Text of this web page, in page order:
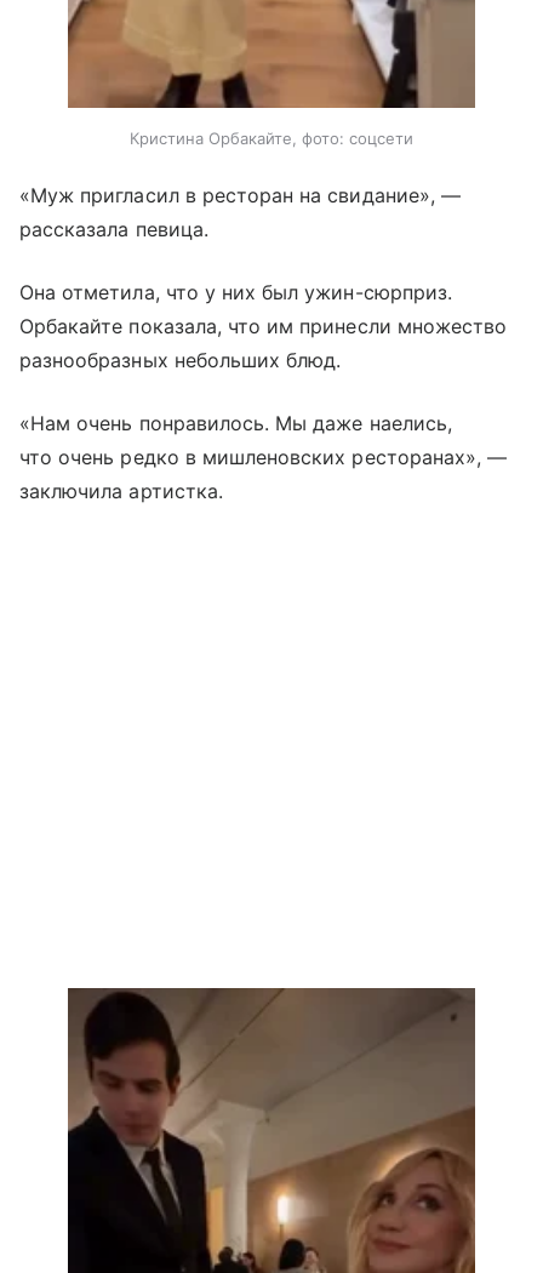
Кристина Орбакайте, фото: соцсети
«Муж пригласил в ресторан на свидание», —
рассказала певица.
Она отметила, что у них был ужин-сюрприз.
Орбакайте показала, что им принесли множество
разнообразных небольших блюд.
«Нам очень понравилось. Мы даже наелись,
что очень редко в мишленовских ресторанах», —
заключила артистка.